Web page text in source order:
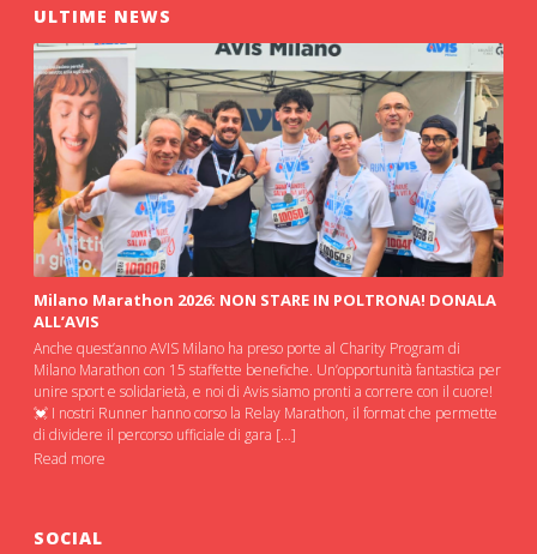
ULTIME NEWS
Milano Marathon 2026: NON STARE IN POLTRONA! DONALA
ALL’AVIS
Anche quest’anno AVIS Milano ha preso porte al Charity Program di
Milano Marathon con 15 staffette benefiche. Un’opportunità fantastica per
unire sport e solidarietà, e noi di Avis siamo pronti a correre con il cuore!
💓 I nostri Runner hanno corso la Relay Marathon, il format che permette
di dividere il percorso ufficiale di gara […]
Read more
SOCIAL